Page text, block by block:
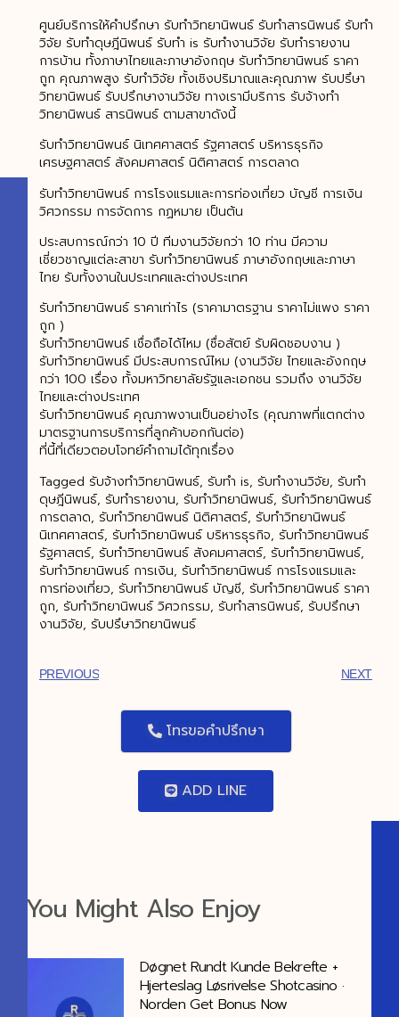
ศูนย์บริการให้คำปรึกษา รับทำวิทยานิพนธ์ รับทำสารนิพนธ์ รับทำ
วิจัย รับทำดุษฎีนิพนธ์ รับทำ is รับทำงานวิจัย รับทำรายงาน
การบ้าน ทั้งภาษาไทยและภาษาอังกฤษ รับทําวิทยานิพนธ์ ราคา
ถูก คุณภาพสูง รับทําวิจัย ทั้งเชิงปริมาณและคุณภาพ รับปรึษา
วิทยานิพนธ์ รับปรึกษางานวิจัย ทางเรามีบริการ รับจ้างทำ
วิทยานิพนธ์ สารนิพนธ์ ตามสาขาดังนี้
รับทำวิทยานิพนธ์ นิเทศศาสตร์ รัฐศาสตร์ บริหารธุรกิจ
เศรษฐศาสตร์ สังคมศาสตร์ นิติศาสตร์ การตลาด
รับทําวิทยานิพนธ์ การโรงแรมและการท่องเที่ยว บัญชี การเงิน
วิศวกรรม การจัดการ กฏหมาย เป็นต้น
ประสบการณ์กว่า 10 ปี ทีมงานวิจัยกว่า 10 ท่าน มีความ
เชี่ยวชาญแต่ละสาขา รับทำวิทยานิพนธ์ ภาษาอังกฤษและภาษา
ไทย รับทั้งงานในประเทศและต่างประเทศ
รับทําวิทยานิพนธ์ ราคาเท่าไร (ราคามาตรฐาน ราคาไม่แพง ราคา
ถูก )
รับทำวิทยานิพนธ์ เชื่อถือได้ไหม (ซื่อสัตย์ รับผิดชอบงาน )
รับทําวิทยานิพนธ์ มีประสบการณ์ไหม (งานวิจัย ไทยและอังกฤษ
กว่า 100 เรื่อง ทั้งมหาวิทยาลัยรัฐและเอกชน รวมถึง งานวิจัย
ไทยและต่างประเทศ
รับทำวิทยานิพนธ์ คุณภาพงานเป็นอย่างไร (คุณภาพที่แตกต่าง
มาตรฐานการบริการที่ลูกค้าบอกกันต่อ)
ที่นี้ที่เดียวตอบโจทย์คำถามได้ทุกเรื่อง
Tagged รับจ้างทำวิทยานิพนธ์, รับทำ is, รับทำงานวิจัย, รับทำ
ดุษฎีนิพนธ์, รับทำรายงาน, รับทำวิทยานิพนธ์, รับทำวิทยานิพนธ์
การตลาด, รับทำวิทยานิพนธ์ นิติศาสตร์, รับทำวิทยานิพนธ์
นิเทศศาสตร์, รับทำวิทยานิพนธ์ บริหารธุรกิจ, รับทำวิทยานิพนธ์
รัฐศาสตร์, รับทำวิทยานิพนธ์ สังคมศาสตร์, รับทําวิทยานิพนธ์,
รับทําวิทยานิพนธ์ การเงิน, รับทําวิทยานิพนธ์ การโรงแรมและ
การท่องเที่ยว, รับทําวิทยานิพนธ์ บัญชี, รับทําวิทยานิพนธ์ ราคา
ถูก, รับทําวิทยานิพนธ์ วิศวกรรม, รับทําสารนิพนธ์, รับปรึกษา
งานวิจัย, รับปรึษาวิทยานิพนธ์
PREVIOUS NEXT
โทรขอคำปรึกษา
ADD LINE
You Might Also Enjoy
Døgnet Rundt Kunde Bekrefte +
Hjerteslag Løsrivelse Shotcasino ·
Norden Get Bonus Now